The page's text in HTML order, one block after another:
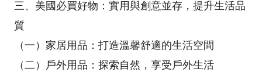
三、美國必買好物：實用與創意並存，提升生活品
質
（一）家居用品：打造溫馨舒適的生活空間
（二）戶外用品：探索自然，享受戶外生活